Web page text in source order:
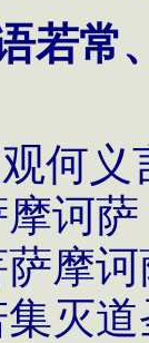
若常
何
诃
摩
灭